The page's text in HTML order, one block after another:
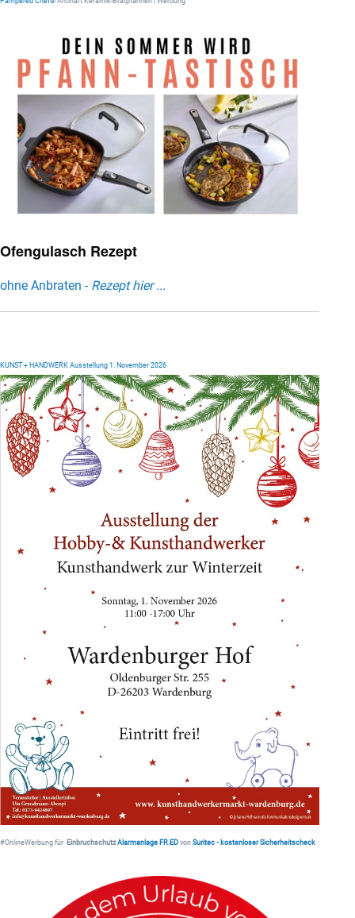
Ofengulasch Rezept
ohne Anbraten - Rezept hier ...
KUNST + HANDWERK Ausstellung 1. November 2026
#OnlineWerbung für Einbruchschutz Alarmanlage FR.ED von Suritec • kostenloser Sicherheitscheck